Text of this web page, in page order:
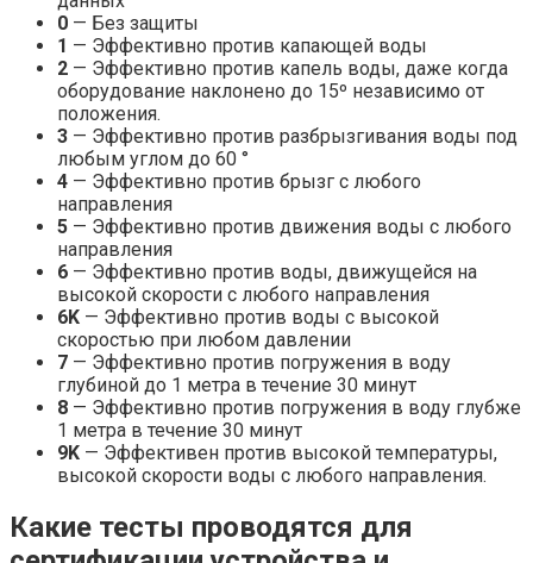
0 — Без защиты
1 — Эффективно против капающей воды
2 — Эффективно против капель воды, даже когда
оборудование наклонено до 15º независимо от
положения.
3 — Эффективно против разбрызгивания воды под
любым углом до 60 °
4 — Эффективно против брызг с любого
направления
5 — Эффективно против движения воды с любого
направления
6 — Эффективно против воды, движущейся на
высокой скорости с любого направления
6K — Эффективно против воды с высокой
скоростью при любом давлении
7 — Эффективно против погружения в воду
глубиной до 1 метра в течение 30 минут
8 — Эффективно против погружения в воду глубже
1 метра в течение 30 минут
9K — Эффективен против высокой температуры,
высокой скорости воды с любого направления.
Какие тесты проводятся для